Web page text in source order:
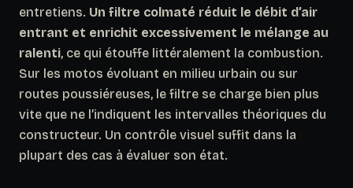
entretiens. Un filtre colmaté réduit le débit d’air
entrant et enrichit excessivement le mélange au
ralenti, ce qui étouffe littéralement la combustion.
Sur les motos évoluant en milieu urbain ou sur
routes poussiéreuses, le filtre se charge bien plus
vite que ne l’indiquent les intervalles théoriques du
constructeur. Un contrôle visuel suffit dans la
plupart des cas à évaluer son état.